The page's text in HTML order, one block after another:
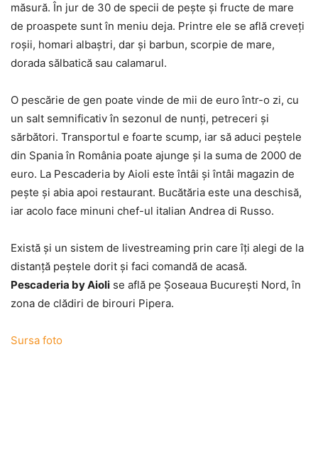
măsură. În jur de 30 de specii de peşte şi fructe de mare
de proaspete sunt în meniu deja. Printre ele se află creveţi
roşii, homari albaştri, dar şi barbun, scorpie de mare,
dorada sălbatică sau calamarul.
O pescărie de gen poate vinde de mii de euro într-o zi, cu
un salt semnificativ în sezonul de nunţi, petreceri şi
sărbători. Transportul e foarte scump, iar să aduci peştele
din Spania în România poate ajunge şi la suma de 2000 de
euro. La Pescaderia by Aioli este întâi şi întâi magazin de
peşte şi abia apoi restaurant. Bucătăria este una deschisă,
iar acolo face minuni chef-ul italian Andrea di Russo.
Există şi un sistem de livestreaming prin care îţi alegi de la
distanţă peştele dorit şi faci comandă de acasă.
Pescaderia by Aioli se află pe Șoseaua București Nord, în
zona de clădiri de birouri Pipera.
Sursa foto